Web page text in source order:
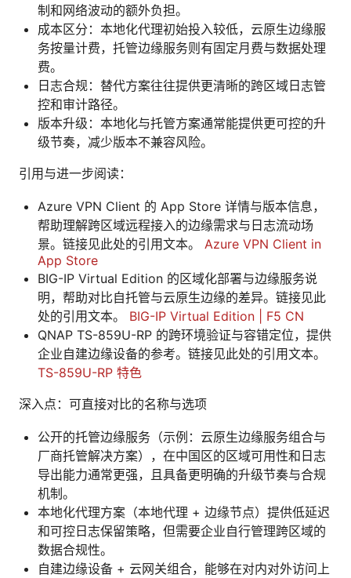
制和网络波动的额外负担。
成本区分：本地化代理初始投入较低，云原生边缘服
务按量计费，托管边缘服务则有固定月费与数据处理
费。
日志合规：替代方案往往提供更清晰的跨区域日志管
控和审计路径。
版本升级：本地化与托管方案通常能提供更可控的升
级节奏，减少版本不兼容风险。
引用与进一步阅读：
Azure VPN Client 的 App Store 详情与版本信息，
帮助理解跨区域远程接入的边缘需求与日志流动场
景。链接见此处的引用文本。 Azure VPN Client in
App Store
BIG-IP Virtual Edition 的区域化部署与边缘服务说
明，帮助对比自托管与云原生边缘的差异。链接见此
处的引用文本。 BIG-IP Virtual Edition | F5 CN
QNAP TS-859U-RP 的跨环境验证与容错定位，提供
企业自建边缘设备的参考。链接见此处的引用文本。
TS-859U-RP 特色
深入点：可直接对比的名称与选项
公开的托管边缘服务（示例：云原生边缘服务组合与
厂商托管解决方案），在中国区的区域可用性和日志
导出能力通常更强，且具备更明确的升级节奏与合规
机制。
本地化代理方案（本地代理 + 边缘节点）提供低延迟
和可控日志保留策略，但需要企业自行管理跨区域的
数据合规性。
自建边缘设备 + 云网关组合，能够在对内对外访问上